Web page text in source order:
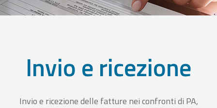
Invio e ricezione
Invio e ricezione delle fatture nei confronti di PA,